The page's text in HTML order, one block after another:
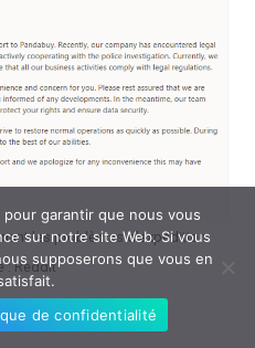
les problèmes d'expédition
: Reddit
garantir que nous vous
sur notre site Web. Si vous
supposerons que vous en
de confidentialité